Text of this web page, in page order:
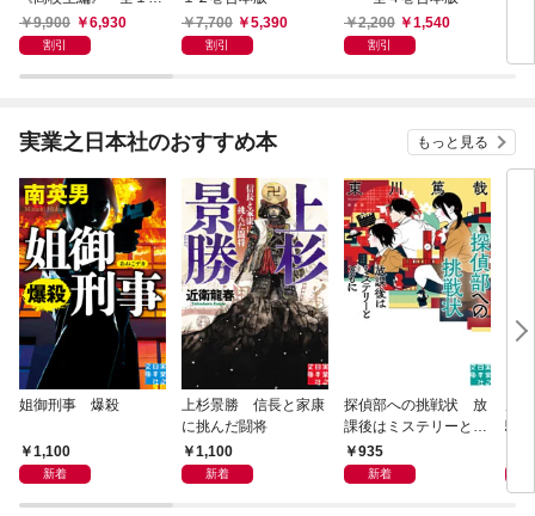
巻合本版
9,900 6,930
割引
7,700
5,390
割引
2,200
1,540
割引
実業之日本社のおすすめ本 もっと見る
姐御刑事 爆殺
1,100
新着
上杉景勝 信長と家康
に挑んだ闘将
1,100
新着
探偵部への挑戦状 放
課後はミステリーとと
もに 新装版
935
新着
騒動